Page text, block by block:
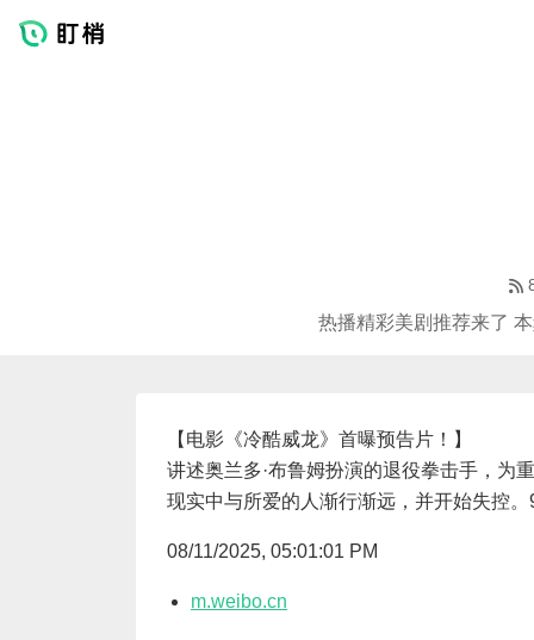
热播精彩美剧推荐来了
【电影《冷酷威龙》首曝预告片！】
讲述奥兰多·布鲁姆扮演的退役拳击手，为
现实中与所爱的人渐行渐远，并开始失控
08/11/2025, 05:01:01 PM
m.weibo.cn